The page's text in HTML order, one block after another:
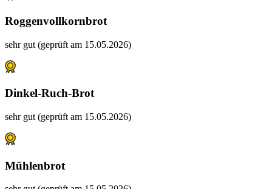
Roggenvollkornbrot
sehr gut (geprüft am 15.05.2026)
Dinkel-Ruch-Brot
sehr gut (geprüft am 15.05.2026)
Mühlenbrot